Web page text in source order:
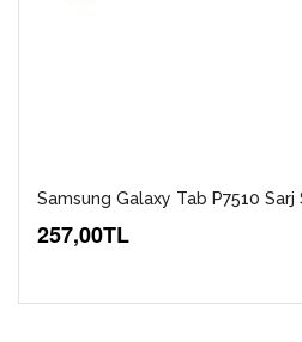
Samsung Galaxy Tab P7510
257,00TL